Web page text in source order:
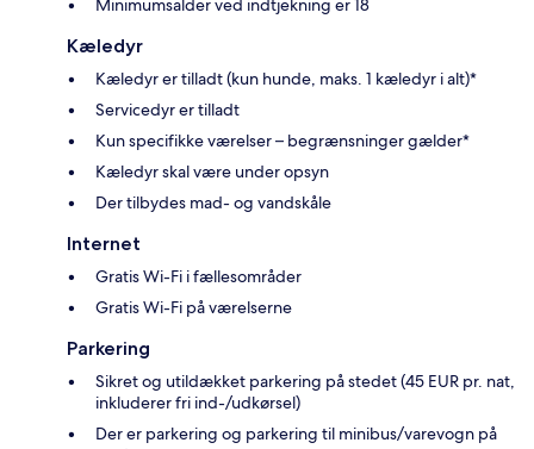
Minimumsalder ved indtjekning er 18
Kæledyr
Kæledyr er tilladt (kun hunde, maks. 1 kæledyr i alt)*
Servicedyr er tilladt
Kun specifikke værelser – begrænsninger gælder*
Kæledyr skal være under opsyn
Der tilbydes mad- og vandskåle
Internet
Gratis Wi-Fi i fællesområder
Gratis Wi-Fi på værelserne
Parkering
Sikret og utildækket parkering på stedet (45 EUR pr. nat,
inkluderer fri ind-/udkørsel)
Der er parkering og parkering til minibus/varevogn på